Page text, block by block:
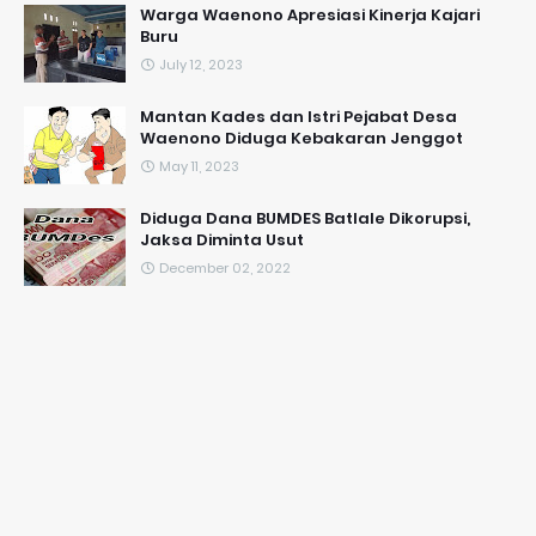
Warga Waenono Apresiasi Kinerja Kajari
Buru
July 12, 2023
Mantan Kades dan Istri Pejabat Desa
Waenono Diduga Kebakaran Jenggot
May 11, 2023
Diduga Dana BUMDES Batlale Dikorupsi,
Jaksa Diminta Usut
December 02, 2022